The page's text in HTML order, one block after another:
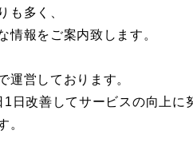
も多く、
情報をご案内致します。
運営しております。
日改善してサービスの向上に
。